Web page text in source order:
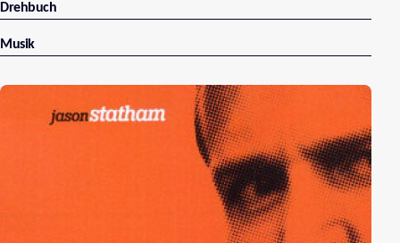
Drehbuch
Musik